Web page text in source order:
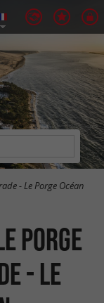
- Le Porge Océan
Porge
- Le